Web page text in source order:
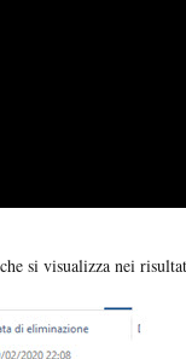
si visualizza nei